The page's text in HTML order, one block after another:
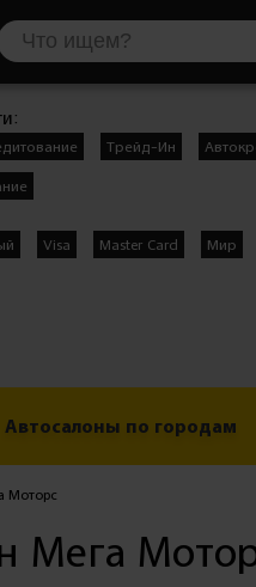
Трейд-Ин
Visa Master Card Мир
Автосалоны по городам
Моторс
Мега